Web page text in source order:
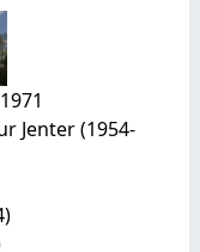
Jenter (1954-